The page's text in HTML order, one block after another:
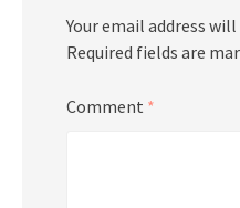
Your email address
Required fields are
Comment *